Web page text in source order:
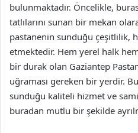
bulunmaktadır. Öncelikle,
tatlılarını sunan bir mekan
pastanenin sunduğu çeşitlilik,
etmektedir. Hem yerel halk
bir durak olan Gaziantep
uğraması gereken bir yerdir.
sunduğu kaliteli hizmet ve
buradan mutlu bir şekilde